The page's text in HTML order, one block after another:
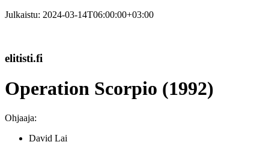
Julkaistu: 2024-03-14T06:00:00+03:00
elitisti.fi
Operation Scorpio (1992)
Ohjaaja:
David Lai